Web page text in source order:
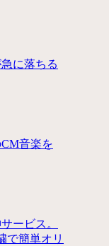
に落ちる
音楽を
ービス。
で簡単オリ